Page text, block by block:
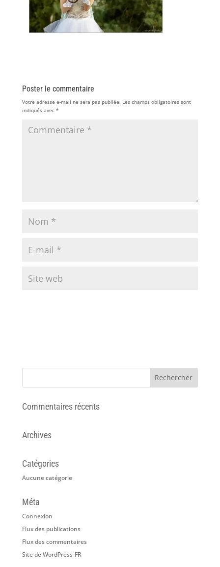
Poster le commentaire
Votre adresse e-mail ne sera pas publiée. Les champs obligatoires sont
indiqués avec *
Commentaires récents
Archives
Catégories
Aucune catégorie
Méta
Connexion
Flux des publications
Flux des commentaires
Site de WordPress-FR